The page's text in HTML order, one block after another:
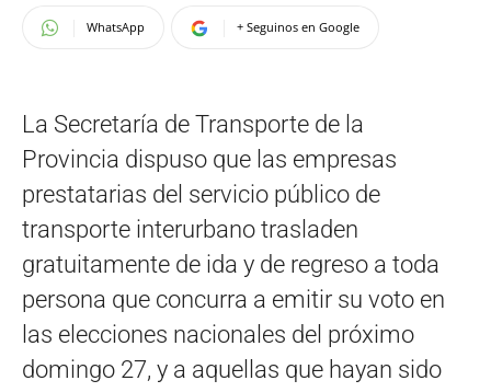
WhatsApp + Seguinos en Google
La Secretaría de Transporte de la
Provincia dispuso que las empresas
prestatarias del servicio público de
transporte interurbano trasladen
gratuitamente de ida y de regreso a toda
persona que concurra a emitir su voto en
las elecciones nacionales del próximo
domingo 27, y a aquellas que hayan sido